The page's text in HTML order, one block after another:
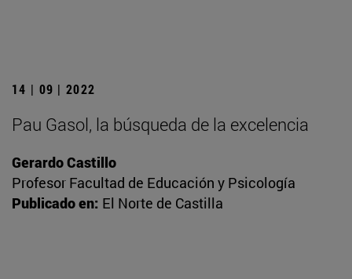
14 | 09 | 2022
Pau Gasol, la búsqueda de la excelencia
Gerardo Castillo
Profesor Facultad de Educación y Psicología
Publicado en: El Norte de Castilla